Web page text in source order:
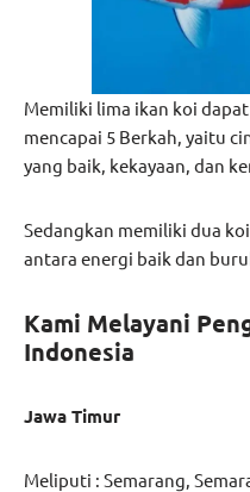
Memiliki lima ikan koi
mencapai 5 Berkah, yaitu
yang baik, kekayaan, dan
Sedangkan memiliki dua
antara energi baik dan
Kami Melayani
Indonesia
Jawa Timur
Meliputi : Semarang,